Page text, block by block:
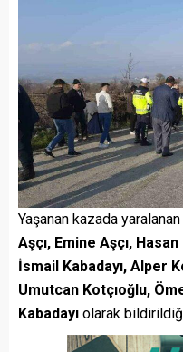
Yaşanan kazada
Aşçı, Emine Aşçı,
İsmail Kabadayı, Alper
Umutcan Kotçıoğlu,
Kabadayı olarak